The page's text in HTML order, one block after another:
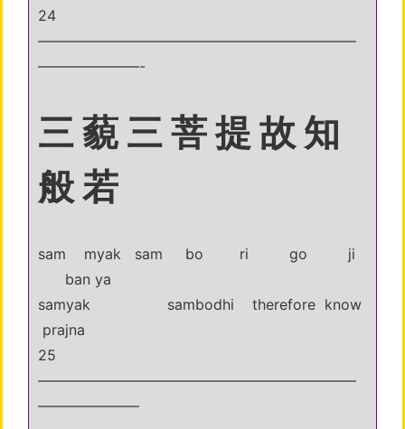
24
——————————————————————
———————-
三 藐 三 菩 提 故 知
般 若
sam myak sam bo ri go ji
ban ya
samyak sambodhi therefore know
prajna
25
——————————————————————
———————